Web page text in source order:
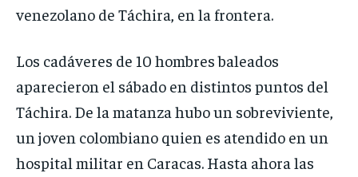
venezolano de Táchira, en la frontera.
Los cadáveres de 10 hombres baleados
aparecieron el sábado en distintos puntos del
Táchira. De la matanza hubo un sobreviviente,
un joven colombiano quien es atendido en un
hospital militar en Caracas. Hasta ahora las